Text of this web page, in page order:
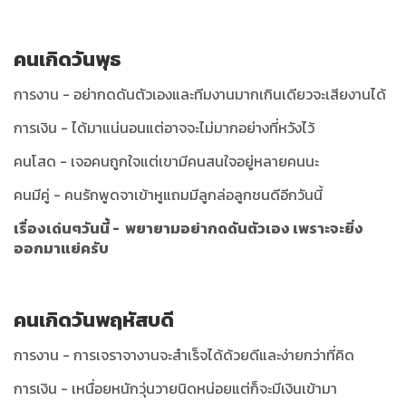
คนเกิดวันพุธ
การงาน - อย่ากดดันตัวเองและทีมงานมากเกินเดียวจะเสียงานได้
การเงิน - ได้มาแน่นอนแต่อาจจะไม่มากอย่างที่หวังไว้
คนโสด - เจอคนถูกใจแต่เขามีคนสนใจอยู่หลายคนนะ
คนมีคู่ - คนรักพูดจาเข้าหูแถมมีลูกล่อลูกชนดีอีกวันนี้
เรื่องเด่นๆวันนี้ - พยายามอย่ากดดันตัวเอง เพราะจะยิ่ง
ออกมาแย่ครับ
คนเกิดวันพฤหัสบดี
การงาน - การเจราจางานจะสำเร็จได้ด้วยดีและง่ายกว่าที่คิด
การเงิน - เหนื่อยหนักวุ่นวายนิดหน่อยแต่ก็จะมีเงินเข้ามา